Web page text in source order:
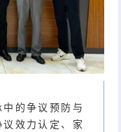
的争议预防与
效力认定、家